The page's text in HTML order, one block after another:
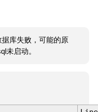
库失败，可能的原
未启动。